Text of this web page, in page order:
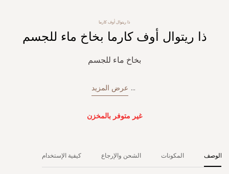
ذا ريتوال أوف كارما
ذا ريتوال أوف كارما بخاخ ماء للجسم
بخاخ ماء للجسم
... عرض المزيد
غير متوفر بالمخزن
الوصف المكونات الشحن والإرجاع كيفية الإستخدام